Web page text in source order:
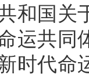
和国关
运共同
时代命